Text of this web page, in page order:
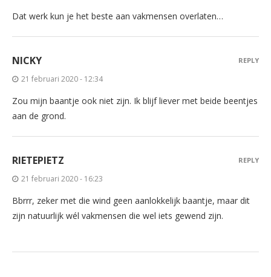
Dat werk kun je het beste aan vakmensen overlaten…
NICKY
21 februari 2020 - 12:34
Zou mijn baantje ook niet zijn. Ik blijf liever met beide beentjes
aan de grond.
REPLY
RIETEPIETZ
21 februari 2020 - 16:23
Bbrrr, zeker met die wind geen aanlokkelijk baantje, maar dit
zijn natuurlijk wél vakmensen die wel iets gewend zijn.
REPLY